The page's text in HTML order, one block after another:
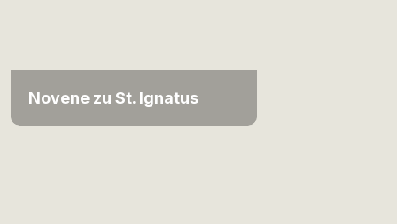
Novene zu St. Ignatus